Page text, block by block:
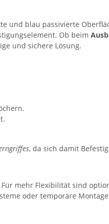
blau passivierte
Ob beim
und sichere Lösung.
, da sich damit
mehr Flexibilität sind
oder temporäre